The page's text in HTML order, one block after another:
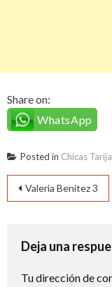
Share on:
WhatsApp
Posted in Chicas
Navegación
entradas
Valeria Benitez 3
Deja una
Tu dirección de